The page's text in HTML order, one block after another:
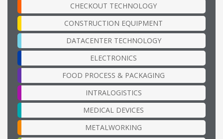
CHECKOUT TECHNOLOGY
CONSTRUCTION EQUIPMENT
DATACENTER TECHNOLOGY
ELECTRONICS
FOOD PROCESS & PACKAGING
INTRALOGISTICS
MEDICAL DEVICES
METALWORKING